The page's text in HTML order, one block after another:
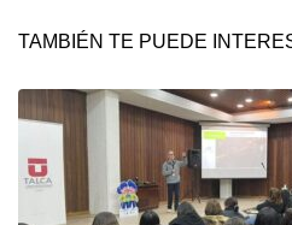
TAMBIÉN TE PUEDE